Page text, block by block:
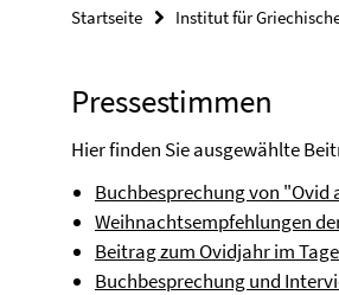
Startseite Institut für
Pressestimmen
Hier finden Sie ausgewählte
Buchbesprechung von "Ovid
Weihnachtsempfehlungen
Beitrag zum Ovidjahr im
Buchbesprechung und